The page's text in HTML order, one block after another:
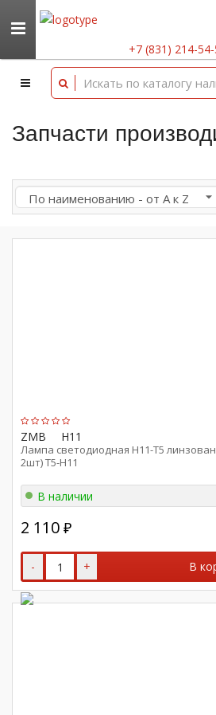
+7 (831) 214-
Запчасти
ZMB H11
Лампа светодиодная Н11-Т5
2шт) Т5-Н11
В наличии
2 110 ₽
- + В